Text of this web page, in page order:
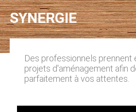
SYNERGIE
Des professionnels prennent
projets d'aménagement afin
parfaitement à vos attentes.